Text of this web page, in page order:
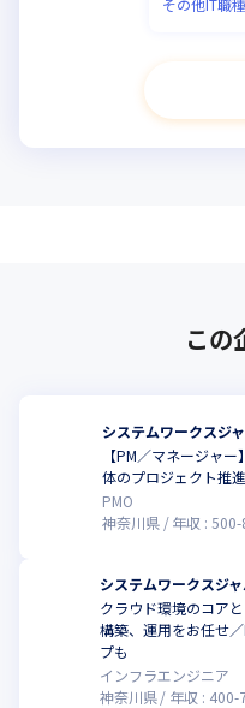
この
システムワークスジ
【PM／マネージャ
体のプロジェクト推
PMO
神奈川県
年収 :500-
システムワークスジ
クラウド環境のコア
構築、運用をお任せ
プも
インフラエンジニア
神奈川県
年収 : 400-